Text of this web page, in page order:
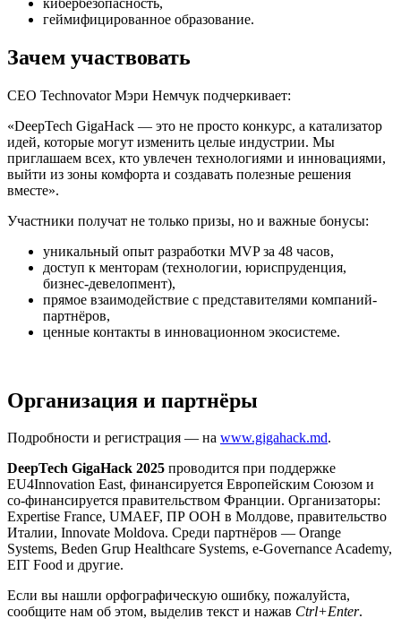
геймифицированное образование.
Зачем участвовать
CEO Technovator Мэри Немчук подчеркивает:
«DeepTech GigaHack — это не просто конкурс, а катализатор
идей, которые могут изменить целые индустрии. Мы
приглашаем всех, кто увлечен технологиями и инновациями,
выйти из зоны комфорта и создавать полезные решения
вместе».
Участники получат не только призы, но и важные бонусы:
уникальный опыт разработки MVP за 48 часов,
доступ к менторам (технологии, юриспруденция,
бизнес-девелопмент),
прямое взаимодействие с представителями компаний-
партнёров,
ценные контакты в инновационном экосистеме.
Организация и партнёры
Подробности и регистрация — на www.gigahack.md.
DeepTech GigaHack 2025 проводится при поддержке
EU4Innovation East, финансируется Европейским Союзом и
со-финансируется правительством Франции. Организаторы:
Expertise France, UMAEF, ПР ООН в Молдове, правительство
Италии, Innovate Moldova. Среди партнёров — Orange
Systems, Beden Grup Healthcare Systems, e-Governance Academy,
EIT Food и другие.
Если вы нашли орфографическую ошибку, пожалуйста,
сообщите нам об этом, выделив текст и нажав Ctrl+Enter.